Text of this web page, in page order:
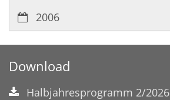
2006
Download
Halbjahresprogramm 2/2026